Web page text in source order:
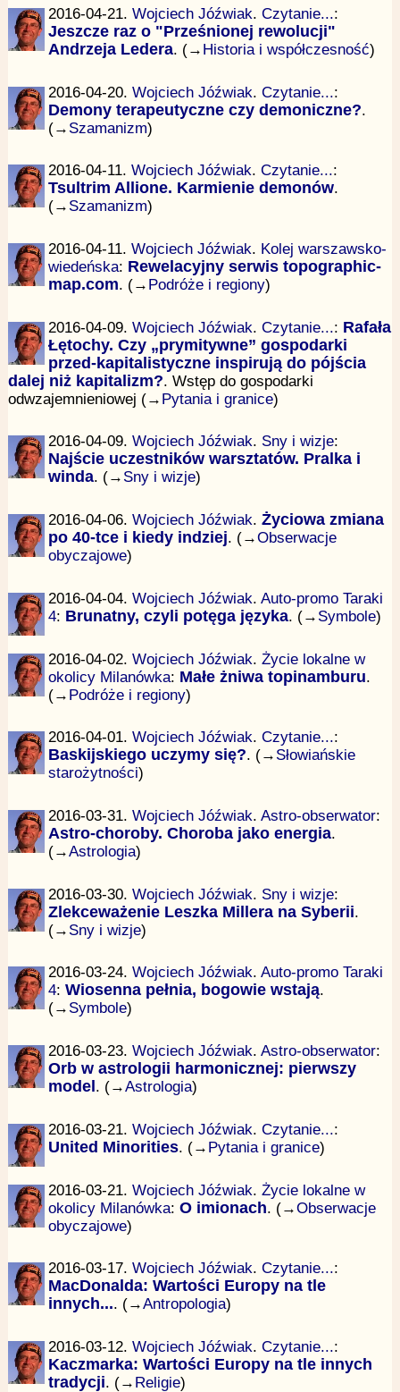
2016-04-21. Wojciech Jóźwiak. Czytanie...:
Jeszcze raz o "Prześnionej rewolucji"
Andrzeja Ledera. (→ Historia i współczesność)
2016-04-20. Wojciech Jóźwiak. Czytanie...:
Demony terapeutyczne czy demoniczne?.
(→ Szamanizm)
2016-04-11. Wojciech Jóźwiak. Czytanie...:
Tsultrim Allione. Karmienie demonów.
(→ Szamanizm)
2016-04-11. Wojciech Jóźwiak. Kolej warszawsko-
wiedeńska: Rewelacyjny serwis topographic-
map.com. (→ Podróże i regiony)
2016-04-09. Wojciech Jóźwiak. Czytanie...: Rafała
Łętochy. Czy „prymitywne” gospodarki
przed-kapitalistyczne inspirują do pójścia
dalej niż kapitalizm?. Wstęp do gospodarki
odwzajemnieniowej (→ Pytania i granice)
2016-04-09. Wojciech Jóźwiak. Sny i wizje:
Najście uczestników warsztatów. Pralka i
winda. (→ Sny i wizje)
2016-04-06. Wojciech Jóźwiak. Życiowa zmiana
po 40-tce i kiedy indziej. (→Obserwacje
obyczajowe)
2016-04-04. Wojciech Jóźwiak. Auto-promo Taraki
4: Brunatny, czyli potęga języka. (→ Symbole)
2016-04-02. Wojciech Jóźwiak. Życie lokalne w
okolicy Milanówka: Małe żniwa topinamburu.
(→ Podróże i regiony)
2016-04-01. Wojciech Jóźwiak. Czytanie...:
Baskijskiego uczymy się?. (→ Słowiańskie
starożytności)
2016-03-31. Wojciech Jóźwiak. Astro-obserwator:
Astro-choroby. Choroba jako energia.
(→Astrologia)
2016-03-30. Wojciech Jóźwiak. Sny i wizje:
Zlekceważenie Leszka Millera na Syberii.
(→ Sny i wizje)
2016-03-24. Wojciech Jóźwiak. Auto-promo Taraki
4: Wiosenna pełnia, bogowie wstają.
(→ Symbole)
2016-03-23. Wojciech Jóźwiak. Astro-obserwator:
Orb w astrologii harmonicznej: pierwszy
model . (→Astrologia)
2016-03-21. Wojciech Jóźwiak. Czytanie...:
United Minorities. (→ Pytania i granice)
2016-03-21. Wojciech Jóźwiak. Życie lokalne w
okolicy Milanówka: O imionach. (→Obserwacje
obyczajowe)
2016-03-17. Wojciech Jóźwiak. Czytanie...:
MacDonalda: Wartości Europy na tle
innych.... (→Antropologia)
2016-03-12. Wojciech Jóźwiak. Czytanie...:
Kaczmarka: Wartości Europy na tle innych
tradycji. (→ Religie)